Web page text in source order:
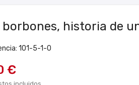
borbones, historia de
101-5-1-0
€